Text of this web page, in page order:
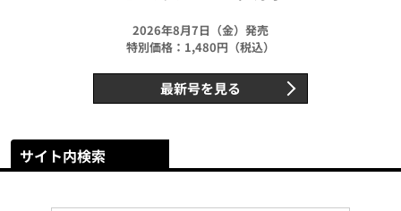
2026年8月7日（金）発売
特別価格：1,480円（税込）
最新号を見る
サイト内検索